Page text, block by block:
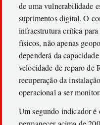
de uma vulnerabilidade
suprimentos digital. O
infraestrutura crítica
físicos, não apenas
dependerá da
velocidade de reparo de
recuperação da
operacional a ser
Um segundo indicador